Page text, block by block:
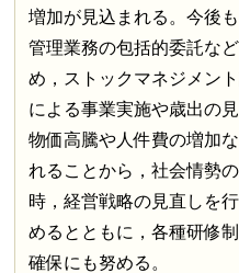
増加が見込まれる。今後
管理業務の包括的委託な
め，ストックマネジメン
による事業実施や歳出の
物価高騰や人件費の増加
れることから，社会情勢
時，経営戦略の見直しを
めるとともに，各種研修
確保にも努める。